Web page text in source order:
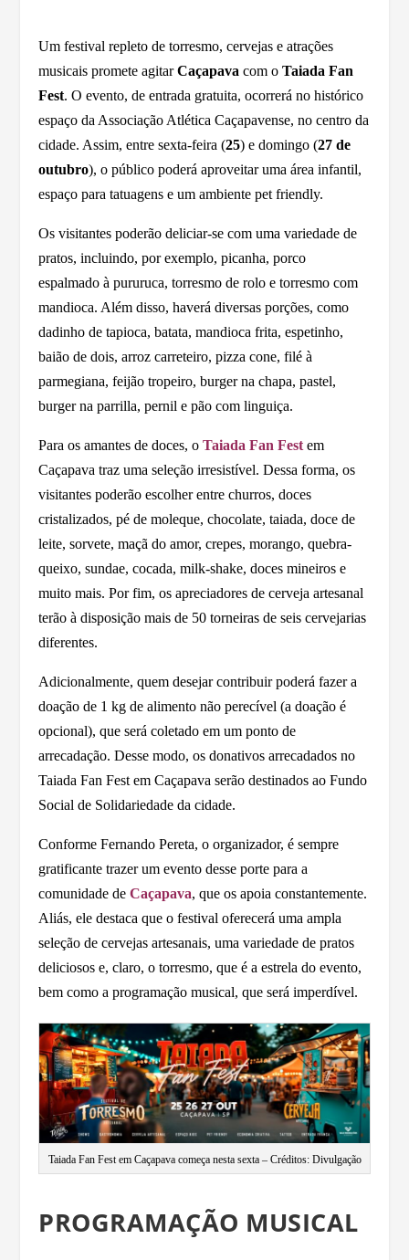
Um festival repleto de torresmo, cervejas e atrações
musicais promete agitarCaçapava com oTaiada Fan
Fest. O evento, de entrada gratuita, ocorrerá no histórico
espaço da Associação Atlética Caçapavense, no centro da
cidade. Assim, entre sexta-feira (25) e domingo (27 de
outubro), o público poderá aproveitar uma área infantil,
espaço para tatuagens e um ambiente pet friendly.
Os visitantes poderão deliciar-se com uma variedade de
pratos, incluindo, por exemplo, picanha, porco
espalmado à pururuca, torresmo de rolo e torresmo com
mandioca. Além disso, haverá diversas porções, como
dadinho de tapioca, batata, mandioca frita, espetinho,
baião de dois, arroz carreteiro, pizza cone, filé à
parmegiana, feijão tropeiro, burger na chapa, pastel,
burger na parrilla, pernil e pão com linguiça.
Para os amantes de doces, oTaiada Fan Fest em
Caçapava traz uma seleção irresistível. Dessa forma, os
visitantes poderão escolher entre churros, doces
cristalizados, pé de moleque, chocolate, taiada, doce de
leite, sorvete, maçã do amor, crepes, morango, quebra-
queixo, sundae, cocada, milk-shake, doces mineiros e
muito mais. Por fim, os apreciadores de cerveja artesanal
terão à disposição mais de 50 torneiras de seis cervejarias
diferentes.
Adicionalmente, quem desejar contribuir poderá fazer a
doação de 1 kg de alimento não perecível (a doação é
opcional), que será coletado em um ponto de
arrecadação. Desse modo, os donativos arrecadados no
Taiada Fan Fest em Caçapava serão destinados ao Fundo
Social de Solidariedade da cidade.
Conforme Fernando Pereta, o organizador, é sempre
gratificante trazer um evento desse porte para a
comunidade deCaçapava, que os apoia constantemente.
Aliás, ele destaca que o festival oferecerá uma ampla
seleção de cervejas artesanais, uma variedade de pratos
deliciosos e, claro, o torresmo, que é a estrela do evento,
bem como a programação musical, que será imperdível.
Taiada Fan Fest em Caçapava começa nesta sexta – Créditos: Divulgação
PROGRAMAÇÃO MUSICAL